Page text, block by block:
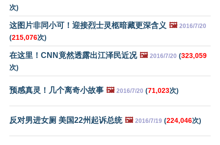
次)
这图片非同小可！迎接烈士灵柩暗藏更深含义 🖼️ 2016/7/20
(215,076次)
在这里！CNN竟然透露出江泽民近况 🖼️ 2016/7/20 (323,059
次)
预感真灵！几个离奇小故事 🖼️ 2016/7/20 (71,023次)
反对男进女厕 美国22州起诉总统 🖼️ 2016/7/19 (224,046次)